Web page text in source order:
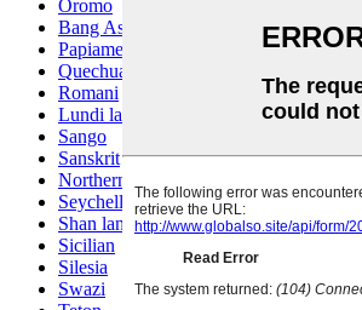
Oromo
Bang Ashinan
Papiamento
Quechua
Romani
Lundi language
Sango
Sanskrit
Northern Sotho
Seychelles Creole
Shan language
Sicilian
Silesia
Swazi